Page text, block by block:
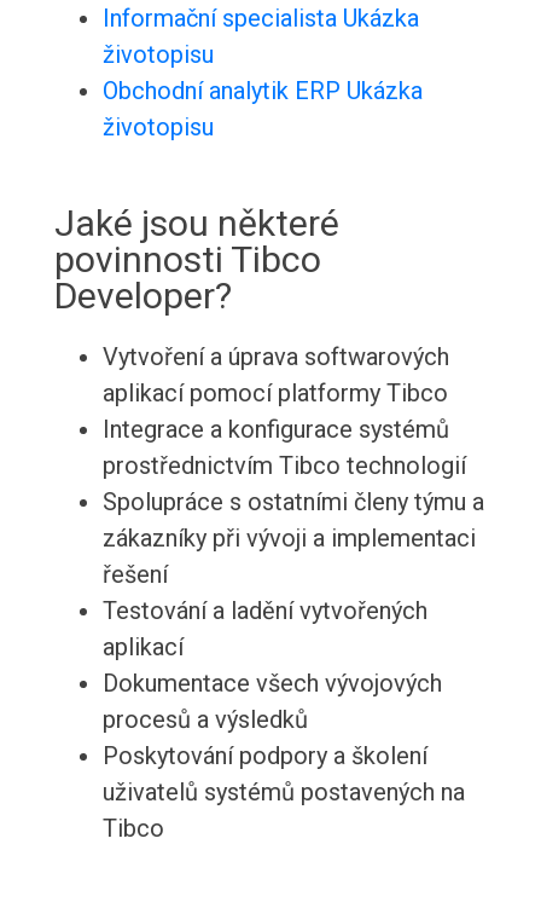
Informační specialista Ukázka
životopisu
Obchodní analytik ERP Ukázka
životopisu
Jaké jsou některé
povinnosti Tibco
Developer?
Vytvoření a úprava softwarových
aplikací pomocí platformy Tibco
Integrace a konfigurace systémů
prostřednictvím Tibco technologií
Spolupráce s ostatními členy týmu a
zákazníky při vývoji a implementaci
řešení
Testování a ladění vytvořených
aplikací
Dokumentace všech vývojových
procesů a výsledků
Poskytování podpory a školení
uživatelů systémů postavených na
Tibco